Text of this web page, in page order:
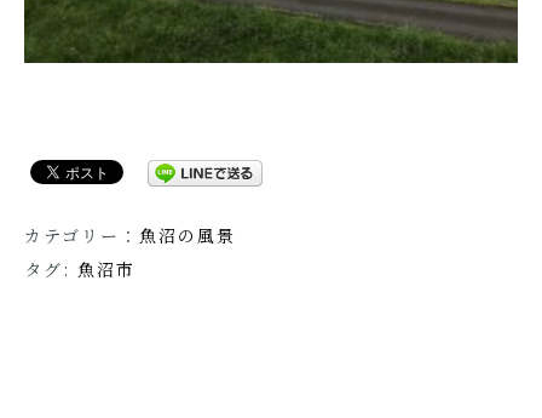
カテゴリー： 魚沼の風景
タグ: 魚沼市